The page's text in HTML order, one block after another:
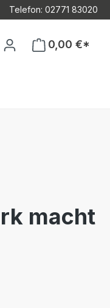
Telefon: 02771 83020
hast 0 Produkte auf
0,00 €*
macht